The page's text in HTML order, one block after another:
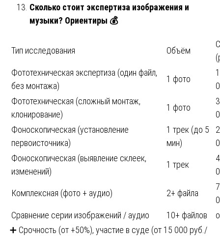
Сколько стоит экспертиза изображения и
музыки? Ориентиры 💰
Тип исследования Объём
Фототехническая экспертиза (один файл,
без монтажа)
1 фото
Фототехническая (сложный монтаж,
клонирование)
1 фото
Фоноскопическая (установление
первоисточника)
1 трек (до 5
мин)
Фоноскопическая (выявление склеек,
изменений)
1 трек
Комплексная (фото + аудио) 2+ файла
Сравнение серии изображений / аудио
10+ файлов
➕ Срочность (от +50%), участие в суде (от 15 000 руб./